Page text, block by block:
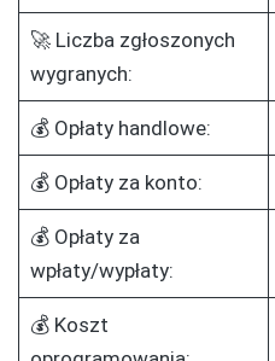
🚀 Liczba zgłoszonych
wygranych:
💰 Opłaty handlowe:
💰 Opłaty za konto:
💰 Opłaty za
wpłaty/wypłaty:
💰 Koszt